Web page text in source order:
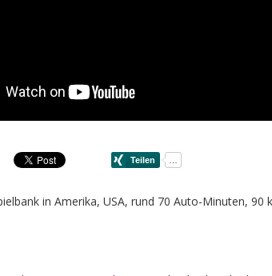
in Amerika, USA, rund 70 Auto-Minuten, 90